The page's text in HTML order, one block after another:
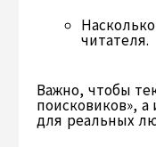
читателя.
Важно, чтобы
поисковиков»,
для реальных